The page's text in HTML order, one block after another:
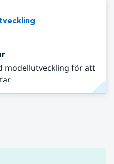
modellutveckling för att